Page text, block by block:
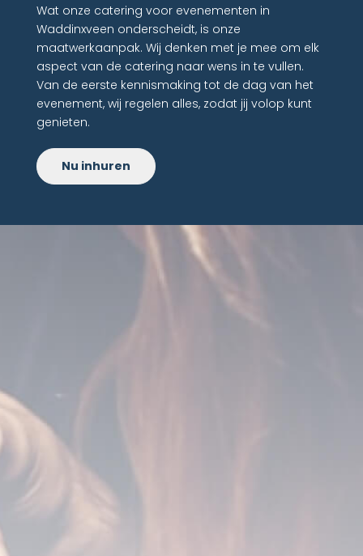
Wat onze catering voor evenementen in
Waddinxveen onderscheidt, is onze
maatwerkaanpak. Wij denken met je mee om elk
aspect van de catering naar wens in te vullen.
Van de eerste kennismaking tot de dag van het
evenement, wij regelen alles, zodat jij volop kunt
genieten.
Nu inhuren
Boek vandaag nog jouw
in Waddinxveen
op jouw feest. Wij staan voor je klaar om van
jouw evenement een bijzondere ervaring te
verjaardagsfeest, onze catering maakt het